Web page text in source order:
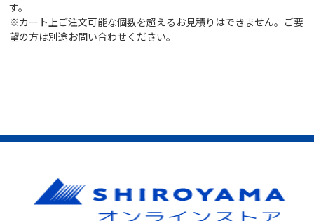
す。
※カート上ご注文可能な個数を超えるお見積りはできません。ご要
望の方は別途お問い合わせください。